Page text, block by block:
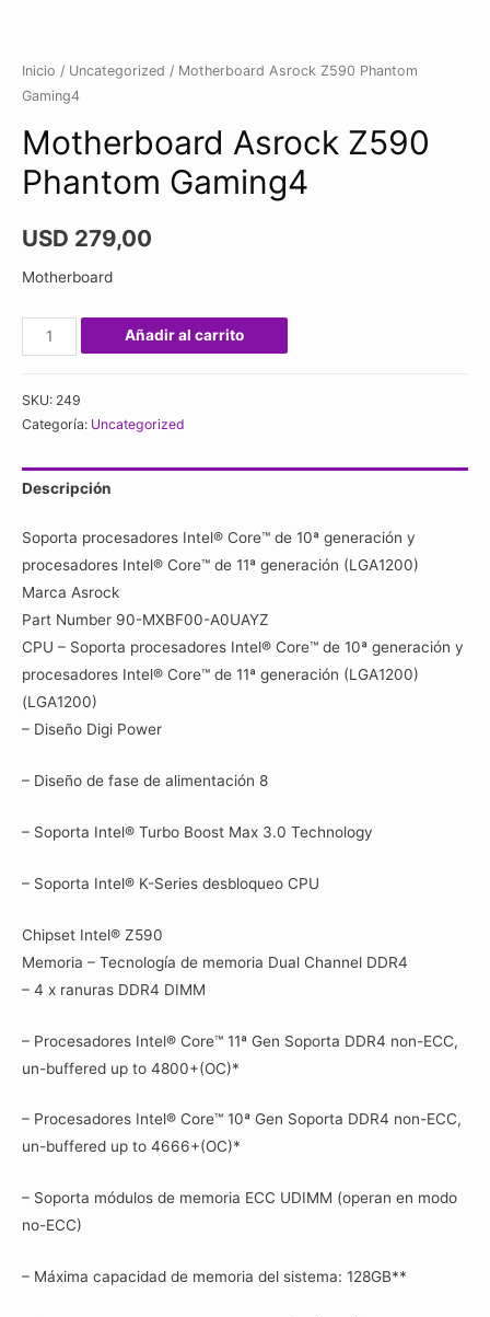
Inicio / Uncategorized / Motherboard Asrock Z590 Phantom
Gaming4
Motherboard Asrock Z590
Phantom Gaming4
USD 279,00
Motherboard
Motherboard
Asrock
Phantom
cantidad
Añadir al carrito
SKU: 249
Categoría: Uncategorized
Descripción
Soporta procesadores Intel® Core™ de 10ª generación y
procesadores Intel® Core™ de 11ª generación (LGA1200)
Marca Asrock
Part Number 90-MXBF00-A0UAYZ
CPU – Soporta procesadores Intel® Core™ de 10ª generación y
procesadores Intel® Core™ de 11ª generación (LGA1200)
(LGA1200)
– Diseño Digi Power
– Diseño de fase de alimentación 8
– Soporta Intel® Turbo Boost Max 3.0 Technology
– Soporta Intel® K-Series desbloqueo CPU
Chipset Intel® Z590
Memoria – Tecnología de memoria Dual Channel DDR4
– 4 x ranuras DDR4 DIMM
– Procesadores Intel® Core™ 11ª Gen Soporta DDR4 non-ECC,
un-buffered up to 4800+(OC)*
– Procesadores Intel® Core™ 10ª Gen Soporta DDR4 non-ECC,
un-buffered up to 4666+(OC)*
– Soporta módulos de memoria ECC UDIMM (operan en modo
no-ECC)
– Máxima capacidad de memoria del sistema: 128GB**